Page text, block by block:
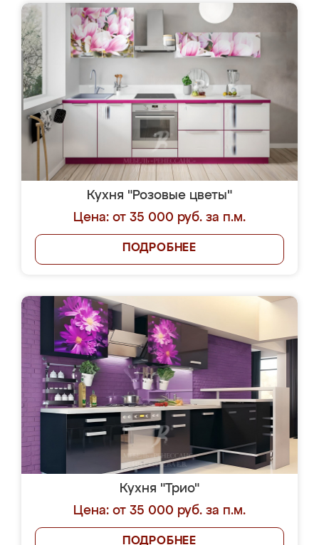
Кухня "Розовые цветы"
Цена: от 35 000 руб. за п.м.
ПОДРОБНЕЕ
Кухня "Трио"
Цена: от 35 000 руб. за п.м.
ПОДРОБНЕЕ